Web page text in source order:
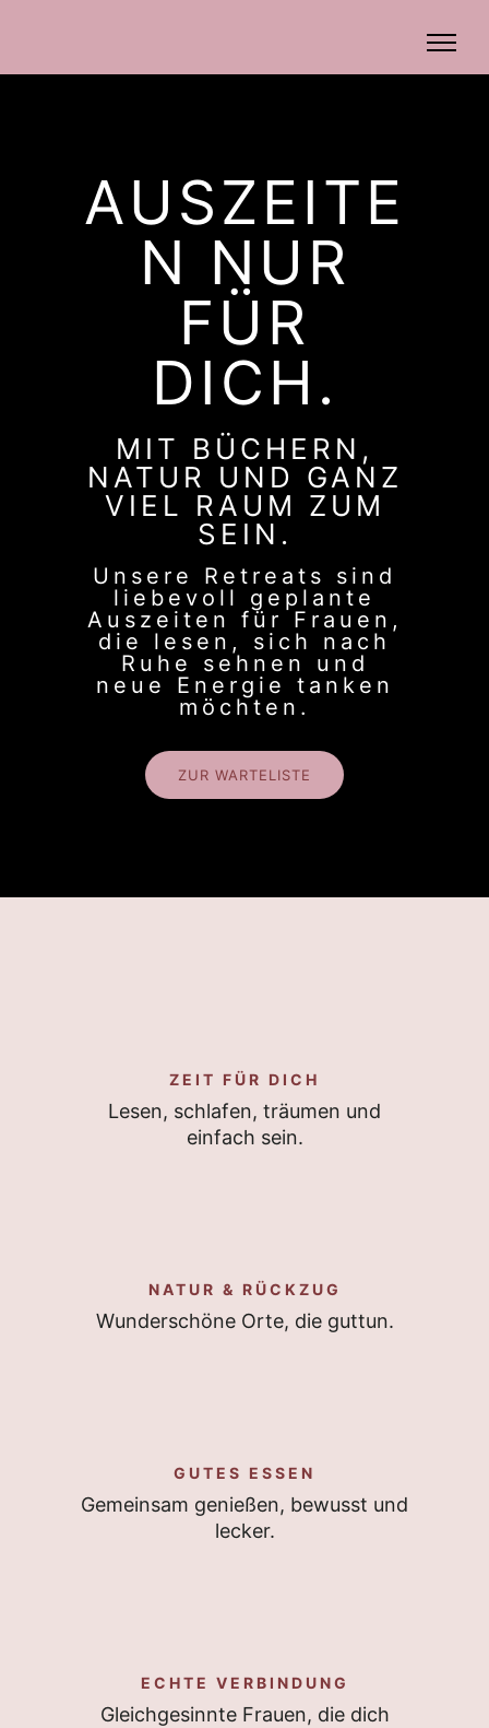
AUSZEITE
N NUR
FÜR
DICH.
MIT BÜCHERN,
NATUR UND GANZ
VIEL RAUM ZUM
SEIN.
Unsere Retreats sind
liebevoll geplante
Auszeiten für Frauen,
die lesen, sich nach
Ruhe sehnen und
neue Energie tanken
möchten.
ZUR WARTELISTE
ZEIT FÜR DICH
Lesen, schlafen, träumen und
einfach sein.
NATUR & RÜCKZUG
Wunderschöne Orte, die guttun.
GUTES ESSEN
Gemeinsam genießen, bewusst und
lecker.
ECHTE VERBINDUNG
Gleichgesinnte Frauen, die dich